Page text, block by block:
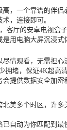
，一个靠谱的伴
，连接即可。
厅的安卓电视
用电脑大屏沉浸式
情观看，无需担
堵，保证4K超高
提供数据安全加
美多个时区，许
自动为你匹配到